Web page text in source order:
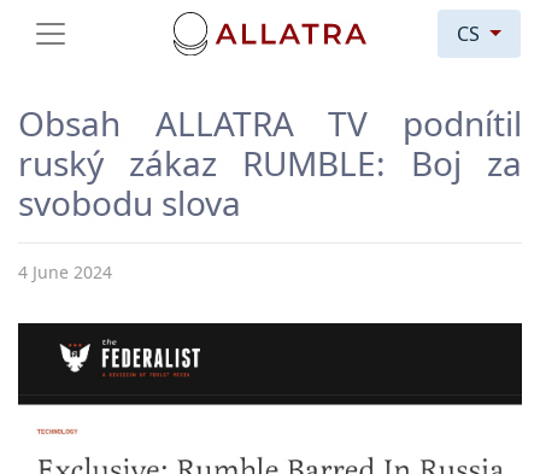
CS
Obsah ALLATRA TV podnítil
ruský zákaz RUMBLE: Boj za
svobodu slova
4 June 2024